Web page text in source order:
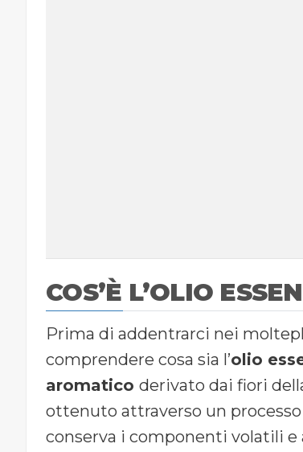
COS’È L’OLIO
Prima di addentrarci nei
comprendere cosa sia l’olio
aromatico derivato dai fiori
ottenuto attraverso un
conserva i componenti volatili